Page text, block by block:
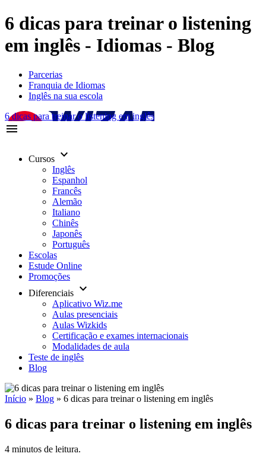
6 dicas para treinar o listening
em inglês - Idiomas - Blog
Parcerias
Franquia de Idiomas
Inglês na sua escola
6 dicas para treinar o listening em inglês
menu
Cursos keyboard_arrow_down
Inglês
Espanhol
Francês
Alemão
Italiano
Chinês
Japonês
Português
Escolas
Estude Online
Promoções
Diferenciais keyboard_arrow_down
Aplicativo Wiz.me
Aulas presenciais
Aulas Wizkids
Certificação e exames internacionais
Modalidades de aula
Teste de inglês
Blog
Início » Blog » 6 dicas para treinar o listening em inglês
6 dicas para treinar o listening em inglês
4 minutos de leitura.